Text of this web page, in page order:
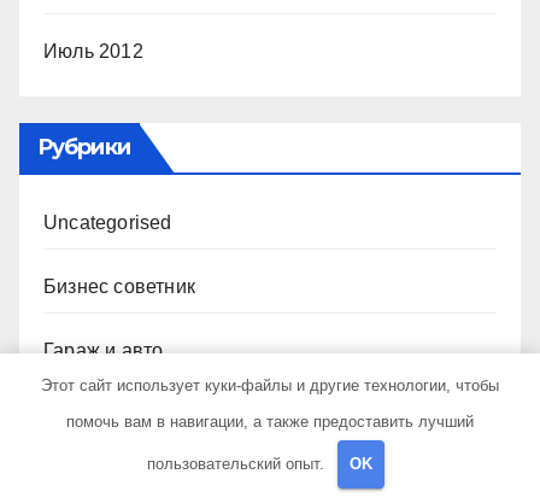
Июль 2012
Рубрики
Uncategorised
Бизнес советник
Гараж и авто
Дача, участок
Этот сайт использует куки-файлы и другие технологии, чтобы
помочь вам в навигации, а также предоставить лучший
пользовательский опыт. OK